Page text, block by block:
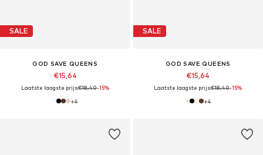
SALE
GOD SAVE QUEENS
€15,64
Laatste laagste prijs:€18,40-15%
+4
SALE
GOD SAVE QUEENS
€15,64
Laatste laagste prijs:€18,40-15%
+4